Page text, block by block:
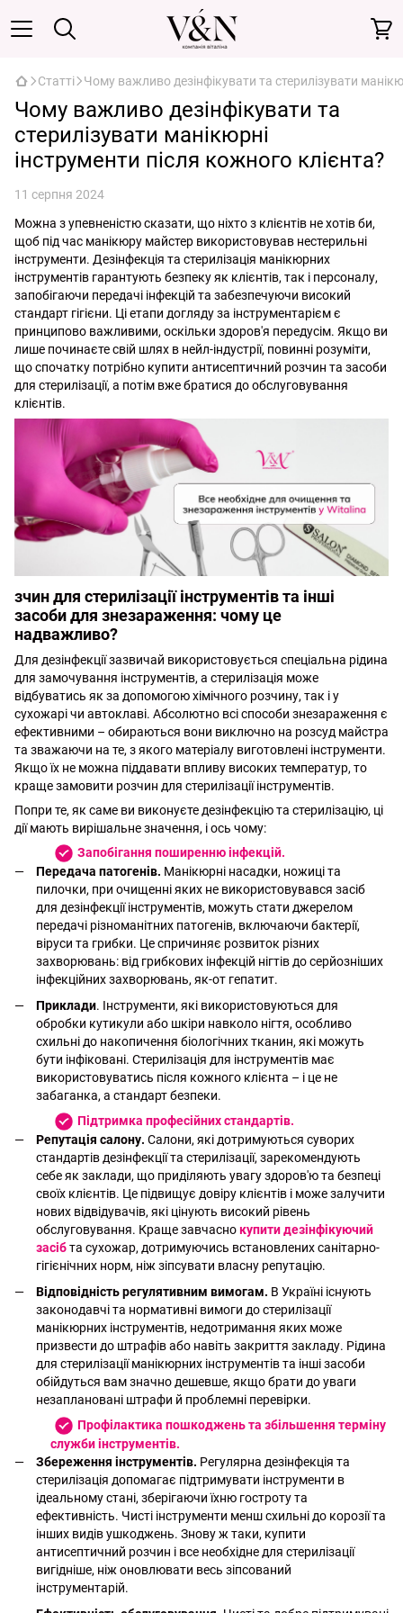
Статті Чому важливо дезінфікувати та стерилізувати
Чому важливо дезінфікувати та
стерилізувати манікюрні
інструменти після кожного клієнта?
11 серпня 2024
Можна з упевненістю сказати, що ніхто з клієнтів не хотів би,
щоб під час манікюру майстер використовував нестерильні
інструменти. Дезінфекція та стерилізація манікюрних
інструментів гарантують безпеку як клієнтів, так і персоналу,
запобігаючи передачі інфекцій та забезпечуючи високий
стандарт гігієни. Ці етапи догляду за інструментарієм є
принципово важливими, оскільки здоров'я передусім. Якщо ви
лише починаєте свій шлях в нейл-індустрії, повинні розуміти,
що спочатку потрібно купити антисептичний розчин та засоби
для стерилізації, а потім вже братися до обслуговування
клієнтів.
зчин для стерилізації інструментів та інші
засоби для знезараження: чому це
надважливо?
Для дезінфекції зазвичай використовується спеціальна рідина
для замочування інструментів, а стерилізація може
відбуватись як за допомогою хімічного розчину, так і у
сухожарі чи автоклаві. Абсолютно всі способи знезараження є
ефективними – обираються вони виключно на розсуд майстра
та зважаючи на те, з якого матеріалу виготовлені інструменти.
Якщо їх не можна піддавати впливу високих температур, то
краще замовити розчин для стерилізації інструментів.
Попри те, як саме ви виконуєте дезінфекцію та стерилізацію, ці
дії мають вирішальне значення, і ось чому:
Запобігання поширенню інфекцій.
Передача патогенів. Манікюрні насадки, ножиці та
пилочки, при очищенні яких не використовувався засіб
для дезінфекції інструментів, можуть стати джерелом
передачі різноманітних патогенів, включаючи бактерії,
віруси та грибки. Це спричиняє розвиток різних
захворювань: від грибкових інфекцій нігтів до серйозніших
інфекційних захворювань, як-от гепатит.
Приклади. Інструменти, які використовуються для
обробки кутикули або шкіри навколо нігтя, особливо
схильні до накопичення біологічних тканин, які можуть
бути інфіковані. Стерилізація для інструментів має
використовуватись після кожного клієнта – і це не
забаганка, а стандарт безпеки.
Підтримка професійних стандартів.
Репутація салону. Салони, які дотримуються суворих
стандартів дезінфекції та стерилізації, зарекомендують
себе як заклади, що приділяють увагу здоров'ю та безпеці
своїх клієнтів. Це підвищує довіру клієнтів і може залучити
нових відвідувачів, які цінують високий рівень
обслуговування. Краще завчаснокупити дезінфікуючий
засібта сухожар, дотримуючись встановлених санітарно-
гігієнічних норм, ніж зіпсувати власну репутацію.
Відповідність регулятивним вимогам. В Україні існують
законодавчі та нормативні вимоги до стерилізації
манікюрних інструментів, недотримання яких може
призвести до штрафів або навіть закриття закладу. Рідина
для стерилізації манікюрних інструментів та інші засоби
обійдуться вам значно дешевше, якщо брати до уваги
незаплановані штрафи й проблемні перевірки.
Профілактика пошкоджень та збільшення терміну
служби інструментів.
Збереження інструментів. Регулярна дезінфекція та
стерилізація допомагає підтримувати інструменти в
ідеальному стані, зберігаючи їхню гостроту та
ефективність. Чисті інструменти менш схильні до корозії та
інших видів ушкоджень. Знову ж таки, купити
антисептичний розчин і все необхідне для стерилізації
вигідніше, ніж оновлювати весь зіпсований
інструментарій.